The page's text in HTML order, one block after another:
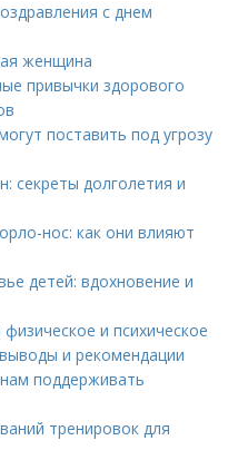
с днем
женщина
привычки здорового
поставить под угрозу
секреты долголетия и
нос: как они влияют
детей: вдохновение и
и психическое
и рекомендации
поддерживать
тренировок для